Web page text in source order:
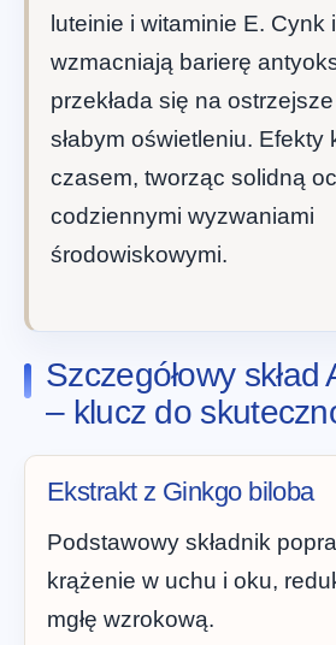
luteinie i witaminie E. Cynk
wzmacniają barierę
przekłada się na
słabym oświetleniu. Efekty
czasem, tworząc solidną
codziennymi wyzwaniami
środowiskowymi.
Szczegółowy
– klucz do
Ekstrakt z Ginkgo biloba
Podstawowy składnik
krążenie w uchu i oku,
mgłę wzrokową.